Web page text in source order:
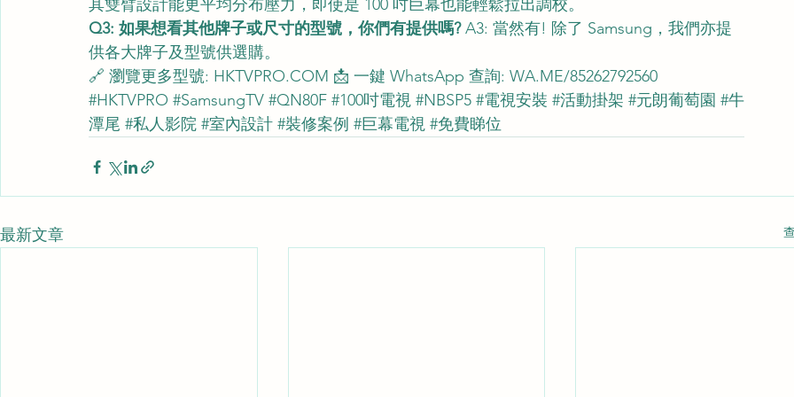
其雙臂設計能更平均分布壓力，即使是 100 吋巨幕也能輕鬆拉出調校。
Q3: 如果想看其他牌子或尺寸的型號，你們有提供嗎? A3: 當然有! 除了 Samsung，我們亦提
供各大牌子及型號供選購。
🔗 瀏覽更多型號: HKTVPRO.COM 📩 一鍵 WhatsApp 查詢: WA.ME/85262792560
#HKTVPRO #SamsungTV #QN80F #100吋電視 #NBSP5 #電視安裝 #活動掛架 #元朗葡萄園 #牛
潭尾 #私人影院 #室內設計 #裝修案例 #巨幕電視 #免費睇位
最新文章